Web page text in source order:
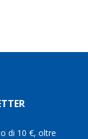
di 10 €, oltre